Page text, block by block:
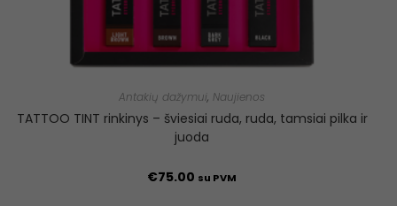
Antakių dažymui, Naujienos
TATTOO TINT rinkinys – šviesiai ruda, ruda, tamsiai pilka ir
juoda
€75.00 su PVM